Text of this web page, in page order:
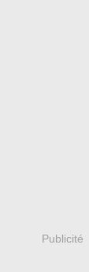
Publicité